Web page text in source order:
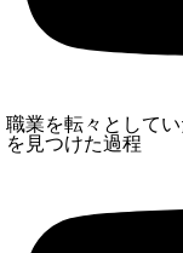
職業を転々として
を見つけた過程